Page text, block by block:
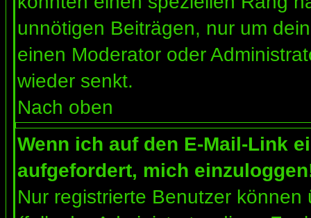
unnötigen Beiträgen, nur um
einen Moderator oder
wieder senkt.
Nach oben
Wenn ich auf den E-Mail-Link
aufgefordert, mich
Nur registrierte Benutzer